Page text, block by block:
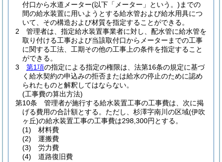
付口から水道メーター(以下「メーター」という。) までの
間の給水装置に用いようとする給水管および給水用具につ
いて、その構造および材質を指定することができる。
2
管理者は、指定給水装置事業者に対し、配水管に給水管を
取り付ける工事および当該取付口からメーターまでの工事
に関する工法、工期その他の工事上の条件を指定すること
ができる。
3
第1項の指定による指定の権限は、法第16条の規定に基づ
く給水契約の申込みの拒否または給水の停止のために認め
られたものと解釈してはならない。
(工事費の算出方法)
第10条
管理者が施行する給水装置工事の工事費は、次に掲
げる費用の合計額とする。 ただし、杉澤字南川の区域(伊吹
ヶ丘)の給水装置工事の工事費は298,300円とする。
(1)
材料費
(2)
運搬費
(3)
労力費
(4)
道路復旧費